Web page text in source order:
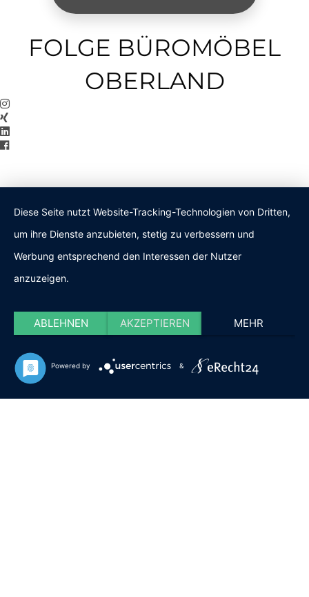
FOLGE BÜROMÖBEL
OBERLAND
Diese Seite nutzt Website-Tracking-Technologien von Dritten,
um ihre Dienste anzubieten, stetig zu verbessern und
Werbung entsprechend den Interessen der Nutzer
anzuzeigen.
ABLEHNEN AKZEPTIEREN MEHR
Powered by &